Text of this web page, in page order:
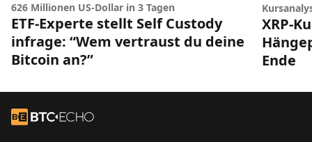
626 Millionen US-Dollar in 3 Tagen
ETF-Experte stellt Self Custody
infrage: “Wem vertraust du deine
Bitcoin an?”
XRP-
Ende
Zur Startseite